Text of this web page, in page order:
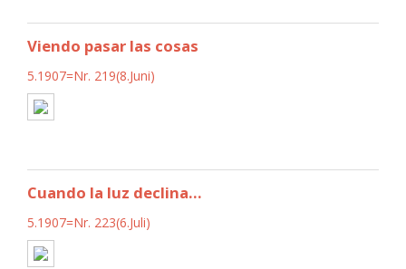
Viendo pasar las cosas
5.1907=Nr. 219(8.Juni)
Cuando la luz declina...
5.1907=Nr. 223(6.Juli)